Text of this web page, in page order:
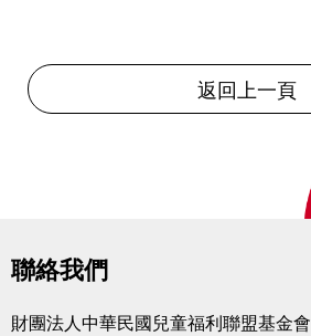
返回上一頁
聯絡我們
財團法人中華民國兒童福利聯盟基金會